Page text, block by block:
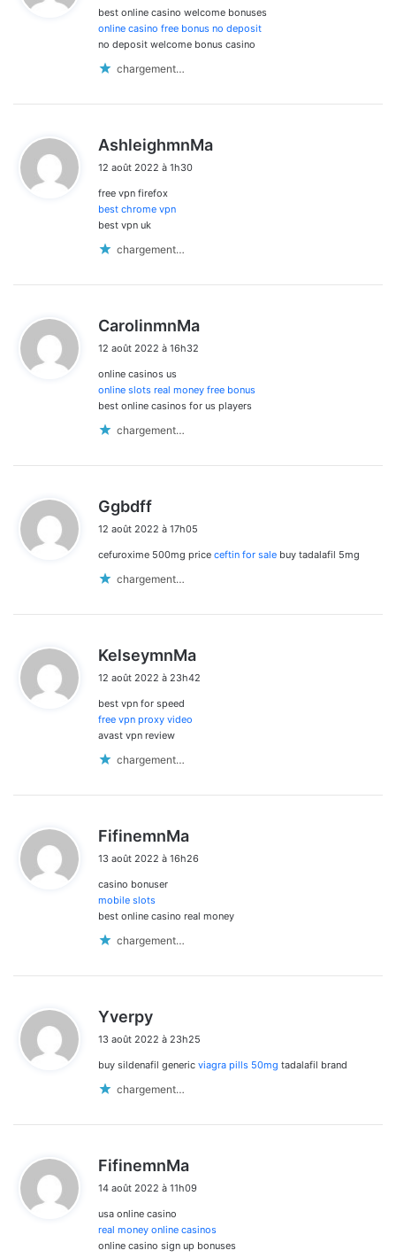
:
best online casino welcome bonuses
online casino free bonus no deposit
no deposit welcome bonus casino
chargement…
AshleighmnMa
12 août 2022 à 1h30
free vpn firefox
best chrome vpn
best vpn uk
chargement…
CarolinmnMa
:
12 août 2022 à 16h32
online casinos us
online slots real money free bonus
best online casinos for us players
chargement…
Ggbdff
t
12 août 2022 à 17h05
cefuroxime 500mg price ceftin for sale buy tadalafil 5mg
chargement…
KelseymnMa
t
12 août 2022 à 23h42
best vpn for speed
free vpn proxy video
avast vpn review
chargement…
FifinemnMa
t
13 août 2022 à 16h26
casino bonuser
mobile slots
best online casino real money
chargement…
Yverpy
t
13 août 2022 à 23h25
buy sildenafil generic viagra pills 50mg tadalafil brand
chargement…
FifinemnMa
t
:
14 août 2022 à 11h09
usa online casino
real money online casinos
online casino sign up bonuses